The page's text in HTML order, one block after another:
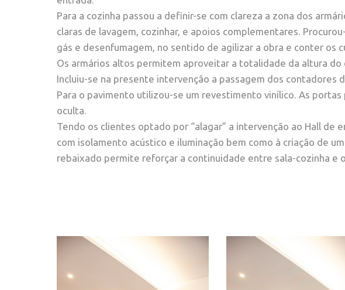
Para a cozinha passou a definir-se com clareza a zona dos
claras de lavagem, cozinhar, e apoios complementares.
gás e desenfumagem, no sentido de agilizar a obra e conter os
Os armários altos permitem aproveitar a totalidade da altura
Incluiu-se na presente intervenção a passagem dos contadores
Para o pavimento utilizou-se um revestimento vinílico. As
oculta.
Tendo os clientes optado por “alagar” a intervenção ao Hall de
com isolamento acústico e iluminação bem como à criação de
rebaixado permite reforçar a continuidade entre sala-cozinha e